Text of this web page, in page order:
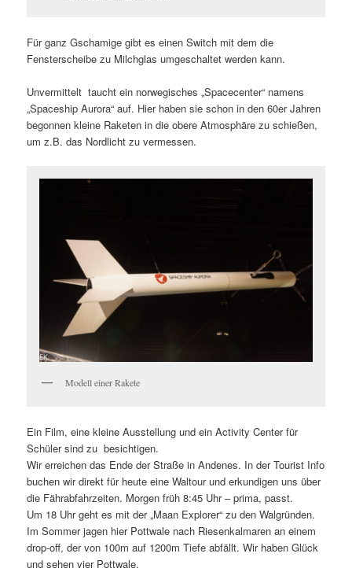
Für ganz Gschamige gibt es einen Switch mit dem die
Fensterscheibe zu Milchglas umgeschaltet werden kann.
Unvermittelt taucht ein norwegisches „Spacecenter“ namens
„Spaceship Aurora“ auf. Hier haben sie schon in den 60er Jahren
begonnen kleine Raketen in die obere Atmosphäre zu schießen,
um z.B. das Nordlicht zu vermessen.
Modell einer Rakete
Ein Film, eine kleine Ausstellung und ein Activity Center für
Schüler sind zu besichtigen.
Wir erreichen das Ende der Straße in Andenes. In der Tourist Info
buchen wir direkt für heute eine Waltour und erkundigen uns über
die Fährabfahrzeiten. Morgen früh 8:45 Uhr – prima, passt.
Um 18 Uhr geht es mit der „Maan Explorer“ zu den Walgründen.
Im Sommer jagen hier Pottwale nach Riesenkalmaren an einem
drop-off, der von 100m auf 1200m Tiefe abfällt. Wir haben Glück
und sehen vier Pottwale.